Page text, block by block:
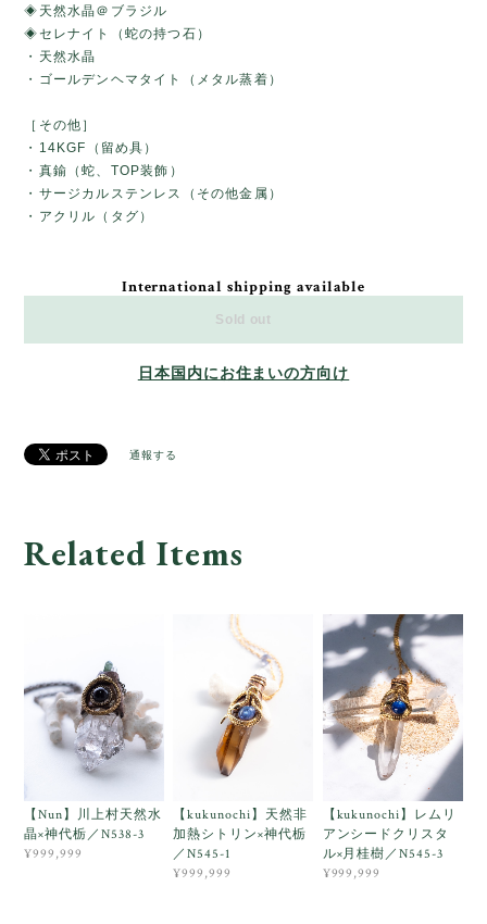
◈天然水晶＠ブラジル
◈セレナイト（蛇の持つ石）
・天然水晶
・ゴールデンヘマタイト（メタル蒸着）
［その他］
・14KGF（留め具）
・真鍮（蛇、TOP装飾）
・サージカルステンレス（その他金属）
・アクリル（タグ）
International shipping available
Sold out
日本国内にお住まいの方向け
通報する
Related Items
【Nun】川上村天然水
晶×神代栃／N538-3
¥999,999
【kukunochi】天然非
加熱シトリン×神代栃
／N545-1
¥999,999
【kukunochi】レムリ
アンシードクリスタ
ル×月桂樹／N545-3
¥999,999